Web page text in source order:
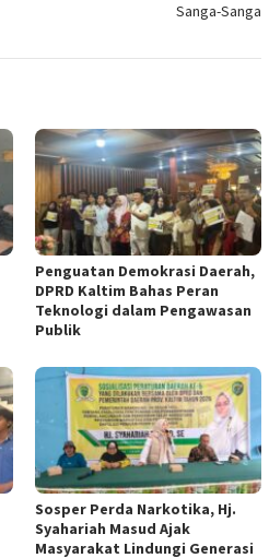
Sanga-Sanga
Penguatan Demokrasi Daerah,
DPRD Kaltim Bahas Peran
Teknologi dalam Pengawasan
Publik
Sosper Perda Narkotika, Hj.
Syahariah Masud Ajak
Masyarakat Lindungi Generasi